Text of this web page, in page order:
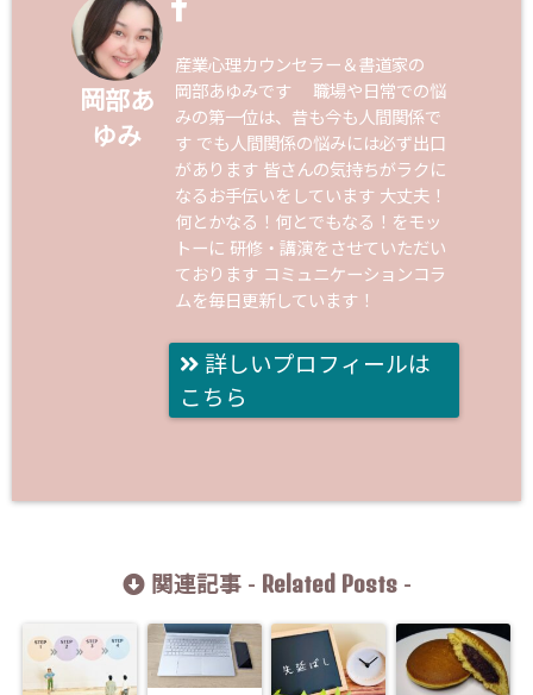
岡部あ
ゆみ
産業心理カウンセラー＆書道家の
岡部あゆみです 職場や日常での悩
みの第一位は、昔も今も人間関係で
す でも人間関係の悩みには必ず出口
があります 皆さんの気持ちがラクに
なるお手伝いをしています 大丈夫！
何とかなる！何とでもなる！をモッ
トーに 研修・講演をさせていただい
ております コミュニケーションコラ
ムを毎日更新しています！
詳しいプロフィールは
こちら
関連記事 - Related Posts-